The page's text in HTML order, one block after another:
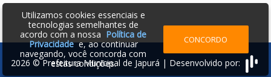
Utilizamos cookies essenciais e
tecnologias semelhantes de
acordo com a nossa Política de
Privacidadee, ao continuar
navegando, você concorda com
estas condições.
CONCORDO
2026 © Prefeitura Municipal de Japurá | Desenvolvido por: